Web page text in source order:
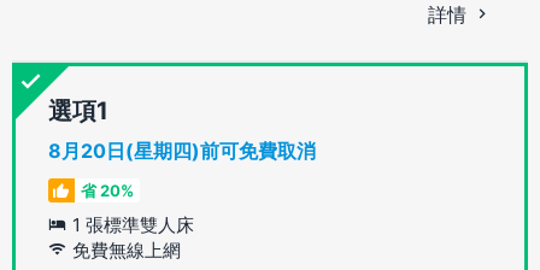
詳情
選項
8月20日(星期四)前可免費取消
省 20%
1 張標準雙人床
免費無線上網